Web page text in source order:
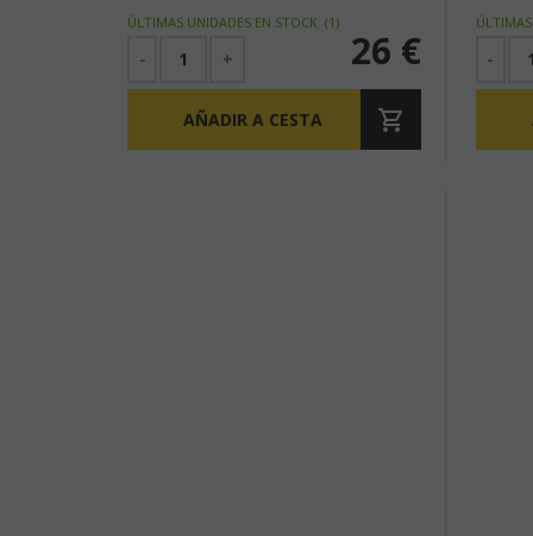
ÚLTIMAS UNIDADES EN STOCK (1 )
26 €
- +
AÑADIR A CESTA
-